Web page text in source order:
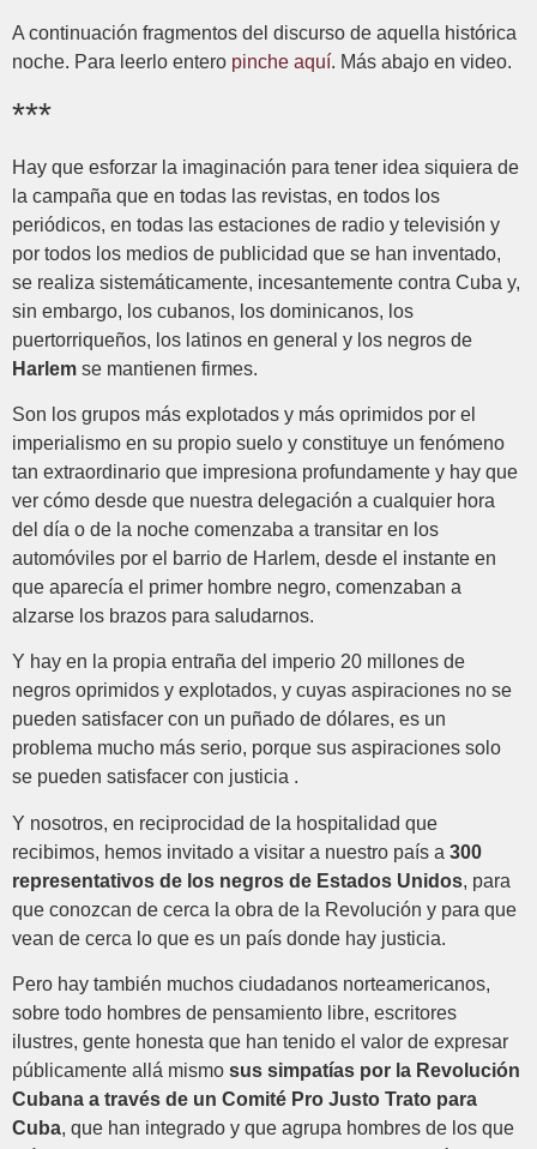
A continuación fragmentos del discurso de aquella histórica
noche. Para leerlo entero pinche aquí. Más abajo en video.
***
Hay que esforzar la imaginación para tener idea siquiera de
la campaña que en todas las revistas, en todos los
periódicos, en todas las estaciones de radio y televisión y
por todos los medios de publicidad que se han inventado,
se realiza sistemáticamente, incesantemente contra Cuba y,
sin embargo, los cubanos, los dominicanos, los
puertorriqueños, los latinos en general y los negros de
Harlem se mantienen firmes.
Son los grupos más explotados y más oprimidos por el
imperialismo en su propio suelo y constituye un fenómeno
tan extraordinario que impresiona profundamente y hay que
ver cómo desde que nuestra delegación a cualquier hora
del día o de la noche comenzaba a transitar en los
automóviles por el barrio de Harlem, desde el instante en
que aparecía el primer hombre negro, comenzaban a
alzarse los brazos para saludarnos.
Y hay en la propia entraña del imperio 20 millones de
negros oprimidos y explotados, y cuyas aspiraciones no se
pueden satisfacer con un puñado de dólares, es un
problema mucho más serio, porque sus aspiraciones solo
se pueden satisfacer con justicia .
Y nosotros, en reciprocidad de la hospitalidad que
recibimos, hemos invitado a visitar a nuestro país a 300
representativos de los negros de Estados Unidos, para
que conozcan de cerca la obra de la Revolución y para que
vean de cerca lo que es un país donde hay justicia.
Pero hay también muchos ciudadanos norteamericanos,
sobre todo hombres de pensamiento libre, escritores
ilustres, gente honesta que han tenido el valor de expresar
públicamente allá mismo sus simpatías por la Revolución
Cubana a través de un Comité Pro Justo Trato para
Cuba, que han integrado y que agrupa hombres de los que